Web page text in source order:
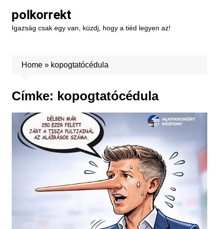
content
polkorrekt
Igazság csak egy van, küzdj, hogy a tiéd legyen az!
Home» kopogtatócédula
Címke: kopogtatócédula